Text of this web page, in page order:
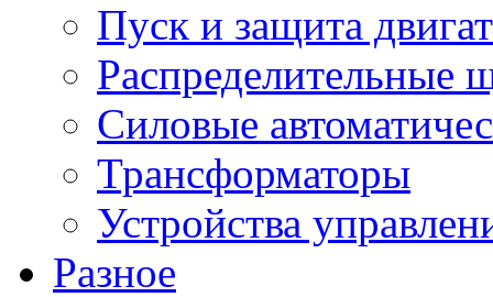
Пуск и защита
Распределительные
Силовые
Трансформаторы
Устройства
Разное